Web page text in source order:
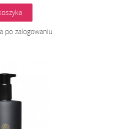
po zalogowaniu